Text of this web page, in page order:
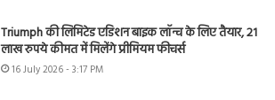
Triumph की लिमिटेड एडिशन बाइक लॉन्च के लिए तैयार, 21
लाख रुपये कीमत में मिलेंगे प्रीमियम फीचर्स
16 July 2026 - 3:17 PM